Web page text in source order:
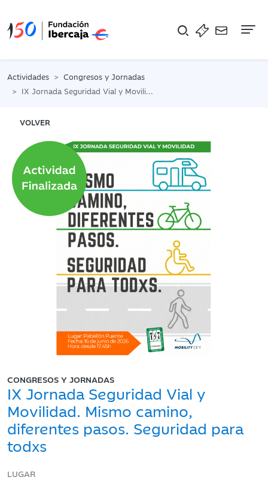
Actividades
Congresos y Jornadas
IX Jornada Seguridad Vial y Movilidad. Mismo camino, diferentes pasos. Seguridad para todxs
VOLVER
CONGRESOS Y JORNADAS
IX Jornada Seguridad Vial y
Movilidad. Mismo camino,
diferentes pasos. Seguridad para
todxs
LUGAR